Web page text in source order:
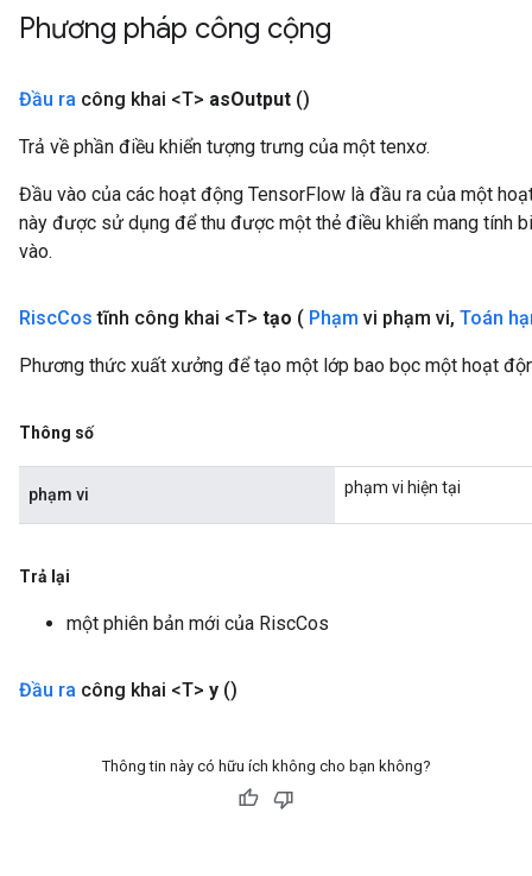
Phương pháp công cộng
Đầu ra công khai <T> asOutput ()
Trả về phần điều khiển tượng trưng của một tenxơ.
Đầu vào của các hoạt động TensorFlow là đầu ra của một
này được sử dụng để thu được một thẻ điều khiển mang tính
vào.
RiscCos tĩnh công khai <T> tạo ( Phạm vi phạm vi, Toán
Phương thức xuất xưởng để tạo một lớp bao bọc một hoạt
Thông số
phạm vi phạm vi hiện tại
Trả lại
một phiên bản mới của RiscCos
Đầu ra công khai <T> y ()
Thông tin này có hữu ích không cho bạn không?